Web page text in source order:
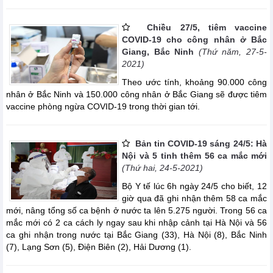
Chiều 27/5, tiêm vaccine
COVID-19 cho công nhân ở Bắc
Giang, Bắc Ninh (Thứ năm, 27-5-
2021)
Theo ước tính, khoảng 90.000 công
nhân ở Bắc Ninh và 150.000 công nhân ở Bắc Giang sẽ được tiêm
vaccine phòng ngừa COVID-19 trong thời gian tới.
Bản tin COVID-19 sáng 24/5: Hà
Nội và 5 tỉnh thêm 56 ca mắc mới
(Thứ hai, 24-5-2021)
Bộ Y tế lúc 6h ngày 24/5 cho biết, 12
giờ qua đã ghi nhận thêm 58 ca mắc
mới, nâng tổng số ca bệnh ở nước ta lên 5.275 người. Trong 56 ca
mắc mới có 2 ca cách ly ngay sau khi nhập cảnh tại Hà Nội và 56
ca ghi nhận trong nước tại Bắc Giang (33), Hà Nội (8), Bắc Ninh
(7), Lạng Sơn (5), Điện Biên (2), Hải Dương (1).